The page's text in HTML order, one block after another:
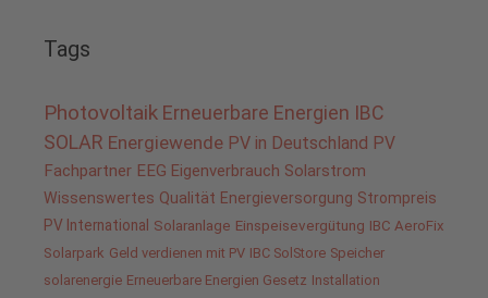
Tags
Photovoltaik Erneuerbare Energien IBC
SOLAR Energiewende PV in Deutschland PV
Fachpartner EEG Eigenverbrauch Solarstrom
Wissenswertes Qualität Energieversorgung Strompreis
PV International Solaranlage Einspeisevergütung IBC AeroFix
Solarpark Geld verdienen mit PV IBC SolStore Speicher
solarenergie Erneuerbare Energien Gesetz Installation